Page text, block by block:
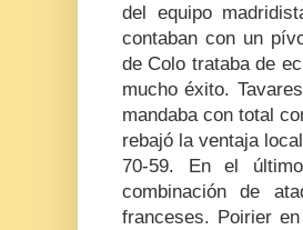
del equipo
contaban con un
de Colo trataba de
mucho éxito.
mandaba con total
rebajó la ventaja
70-59. En el
combinación de
franceses. Poirier